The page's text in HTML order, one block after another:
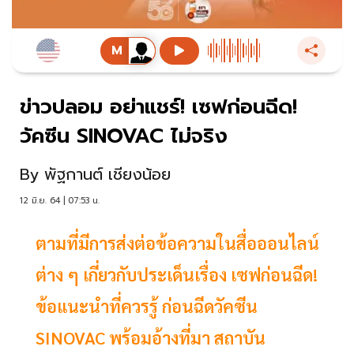
ข่าวปลอม อย่าแชร์! เซฟก่อนฉีด!
วัคซีน SINOVAC ไม่จริง
By พัฐกานต์ เชียงน้อย
12 มิ.ย. 64 | 07:53 น.
ตามที่มีการส่งต่อข้อความในสื่อออนไลน์
ต่าง ๆ เกี่ยวกับประเด็นเรื่อง เซฟก่อนฉีด!
ข้อแนะนำที่ควรรู้ ก่อนฉีดวัคซีน
SINOVAC พร้อมอ้างที่มา สถาบัน